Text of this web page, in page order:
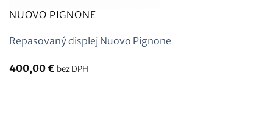
NUOVO PIGNONE
Repasovaný displej Nuovo Pignone
400,00€ bez DPH